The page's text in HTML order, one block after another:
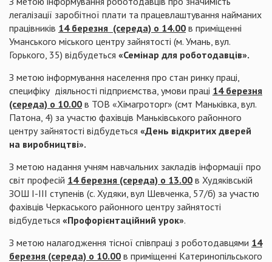
легалізації заробітної плати та працевлаштування найманих
працівників 14 березня (середа) о 14.00 в приміщенні
Уманського міського центру зайнятості (м. Умань, вул.
Горького, 35) відбудеться «Семінар для роботодавців».
З метою інформування населення про стан ринку праці,
специфіку діяльності підприємства, умови праці 14 березня
(середа) о 10.00 в ТОВ «Хімагроторг» (смт Маньківка, вул.
Патона, 4) за участю фахівців Маньківського районного
центру зайнятості відбудеться «День відкритих дверей
на виробництві».
З метою надання учням навчальних закладів інформації про
світ професій 14 березня (середа) о 13.00 в Худяківській
ЗОШ І-ІІІ ступенів (с. Худяки, вул Шевченка, 57/б) за участю
фахівців Черкаського районного центру зайнятості
відбудеться «Профорієнтаційний урок».
З метою налагодження тісної співпраці з роботодавцями 14
березня (середа) о 10.00 в приміщенні Катеринопільського